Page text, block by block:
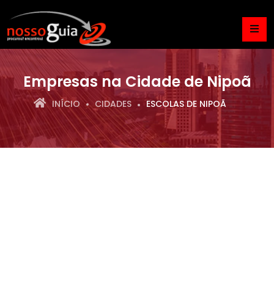
Empresas na Cidade de Nipoã
INÍCIO CIDADES ESCOLAS DE NIPOÃ